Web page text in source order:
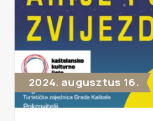
2024. augusztus 16.